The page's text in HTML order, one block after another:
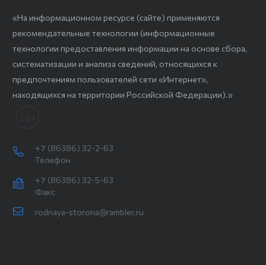
«На информационном ресурсе (сайте) применяются
рекомендательные технологии (информационные
технологии предоставления информации на основе сбора,
систематизации и анализа сведений, относящихся к
предпочтениям пользователей сети «Интернет»,
находящихся на территории Российской Федерации).»
+7 (86386) 32-2-63
Телефон
+7 (86386) 32-5-63
Факс
rodnaya-storona@rambler.ru